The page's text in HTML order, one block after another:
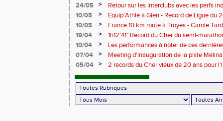
24/05
>
Retour sur les interclubs avec les perfs
10/05
>
Equip'Athlé à Gien - Record de Ligue du
Picy en 6'33"53
10/05 >
France 10 km route à Troyes - Carole
19/04
>
1h12'41" Record du Cher du semi-
10/04
>
Les performances à noter de ces
07/04
>
Meeting d'inauguration de la piste
05/04
>
2 records du Cher vieux de 20 ans pour